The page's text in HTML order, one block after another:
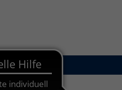
for "Kursleitungen"
Kontakt